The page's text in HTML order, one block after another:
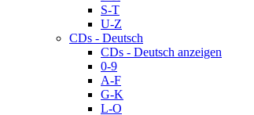
S-T
U-Z
CDs - Deutsch
CDs - Deutsch anzeigen
0-9
A-F
G-K
L-O